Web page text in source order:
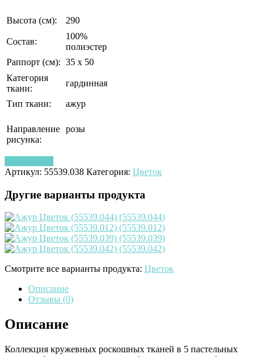
Высота (см): 290
Состав:
100%
полиэстер
Раппорт (см): 35 х 50
Категория
ткани:
гардинная
Тип ткани: ажур
Направление
рисунка:
розы
Артикул: 55539.038 Категория: Цветок
Другие варианты продукта
Смотрите все варианты продукта: Цветок
Описание
Отзывы (0)
Описание
Коллекция кружевных роскошных тканей в 5 пастельных